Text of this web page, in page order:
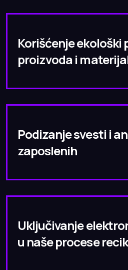
Korišćenje ekološki
proizvoda i
Podizanje svesti i
zaposlenih
Uključivanje
u naše procese